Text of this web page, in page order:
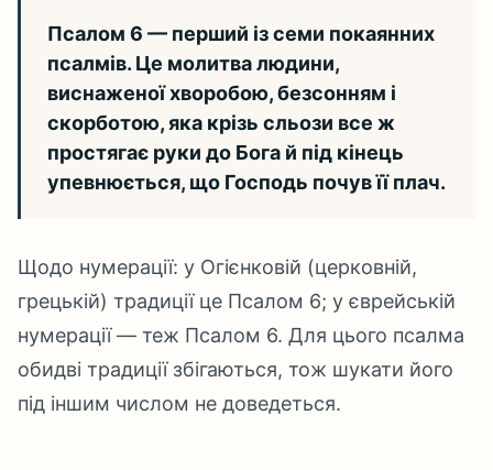
Псалом 6 — перший із семи покаянних
псалмів. Це молитва людини,
виснаженої хворобою, безсонням і
скорботою, яка крізь сльози все ж
простягає руки до Бога й під кінець
упевнюється, що Господь почув її плач.
Щодо нумерації: у Огієнковій (церковній,
грецькій) традиції це Псалом 6; у єврейській
нумерації — теж Псалом 6. Для цього псалма
обидві традиції збігаються, тож шукати його
під іншим числом не доведеться.